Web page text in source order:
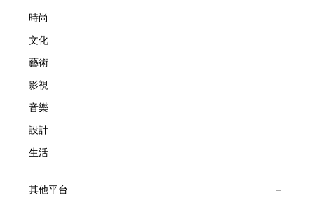
級鐘錶大賞（Grand Prix d'Horlogerie de Genève）中獲獎的
擁而吻。雙逆跳機芯精準驅動這場機械浪漫，讓時間不再是抽
象概念，而是心跳的律動。 故事並未完結，2025年推出的
Lady Arpels Bal des Amoureux
時尚
文化
藝術
影視
音樂
設計
生活
其他平台